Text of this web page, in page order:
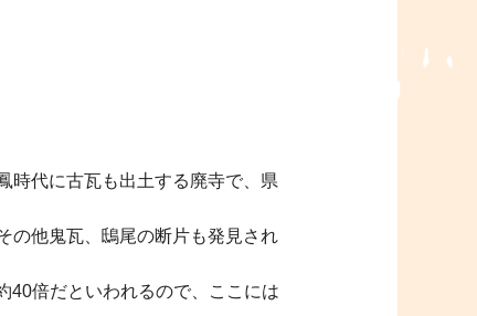
時代に古瓦も出土する廃寺で、県
の他鬼瓦、鴟尾の断片も発見され
40倍だといわれるので、ここには